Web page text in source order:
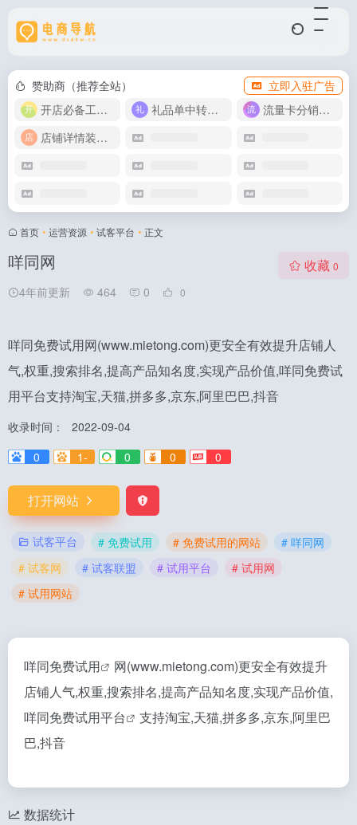
赞助商（推荐全站）
立即入驻广告
开店必备工具箱
礼品单中转同步单
流量卡分销代理
店铺详情装修模版
首页 • 运营资源 • 试客平台 • 正文
咩同网
4年前更新 464 0 0
收藏 0
咩同免费试用网(www.mietong.com)更安全有效提升店铺人
气,权重,搜索排名,提高产品知名度,实现产品价值,咩同免费试
用平台支持淘宝,天猫,拼多多,京东,阿里巴巴,抖音
收录时间：
2022-09-04
0
1- 0 0 0
打开网站
试客平台 # 免费试用 # 免费试用的网站
# 咩同网
# 试客网
# 试客联盟 # 试用平台
# 试用网
# 试用网站
咩同免费试用
网(www.mietong.com)更安全有效提升
店铺人气,权重,搜索排名,提高产品知名度,实现产品价值,
咩同免费试用平台
支持淘宝,天猫,拼多多,京东,阿里巴
巴,抖音
数据统计